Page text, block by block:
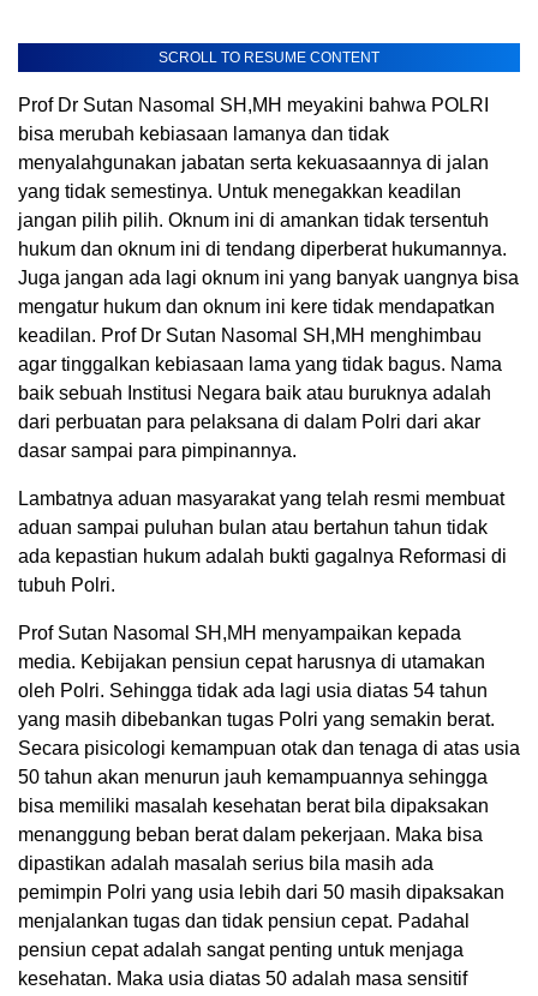
SCROLL TO RESUME CONTENT
Prof Dr Sutan Nasomal SH,MH meyakini bahwa POLRI
bisa merubah kebiasaan lamanya dan tidak
menyalahgunakan jabatan serta kekuasaannya di jalan
yang tidak semestinya. Untuk menegakkan keadilan
jangan pilih pilih. Oknum ini di amankan tidak tersentuh
hukum dan oknum ini di tendang diperberat hukumannya.
Juga jangan ada lagi oknum ini yang banyak uangnya bisa
mengatur hukum dan oknum ini kere tidak mendapatkan
keadilan. Prof Dr Sutan Nasomal SH,MH menghimbau
agar tinggalkan kebiasaan lama yang tidak bagus. Nama
baik sebuah Institusi Negara baik atau buruknya adalah
dari perbuatan para pelaksana di dalam Polri dari akar
dasar sampai para pimpinannya.
Lambatnya aduan masyarakat yang telah resmi membuat
aduan sampai puluhan bulan atau bertahun tahun tidak
ada kepastian hukum adalah bukti gagalnya Reformasi di
tubuh Polri.
Prof Sutan Nasomal SH,MH menyampaikan kepada
media. Kebijakan pensiun cepat harusnya di utamakan
oleh Polri. Sehingga tidak ada lagi usia diatas 54 tahun
yang masih dibebankan tugas Polri yang semakin berat.
Secara pisicologi kemampuan otak dan tenaga di atas usia
50 tahun akan menurun jauh kemampuannya sehingga
bisa memiliki masalah kesehatan berat bila dipaksakan
menanggung beban berat dalam pekerjaan. Maka bisa
dipastikan adalah masalah serius bila masih ada
pemimpin Polri yang usia lebih dari 50 masih dipaksakan
menjalankan tugas dan tidak pensiun cepat. Padahal
pensiun cepat adalah sangat penting untuk menjaga
kesehatan. Maka usia diatas 50 adalah masa sensitif